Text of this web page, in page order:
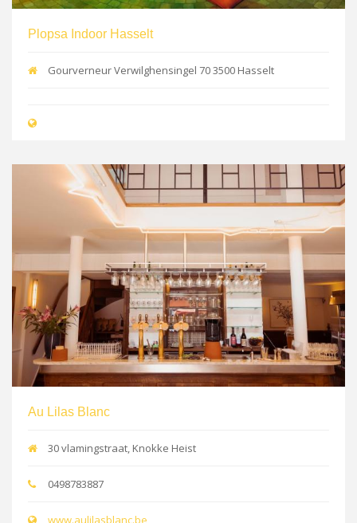
Plopsa Indoor Hasselt
Gourverneur Verwilghensingel 70 3500 Hasselt
Au Lilas Blanc
30 vlamingstraat, Knokke Heist
0498783887
www.aulilasblanc.be